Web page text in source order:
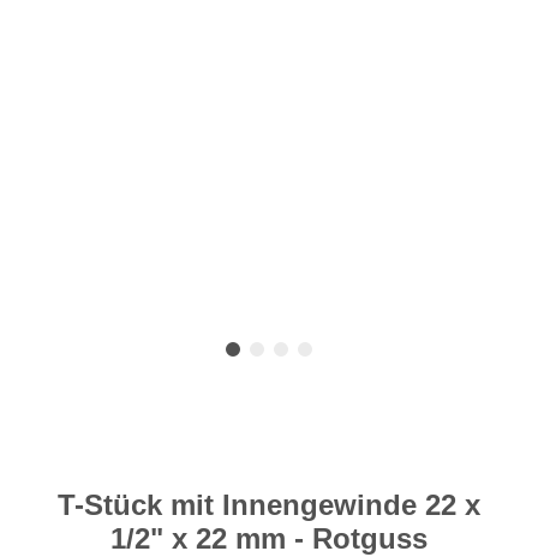
T-Stück mit Innengewinde 22 x
1/2" x 22 mm - Rotguss